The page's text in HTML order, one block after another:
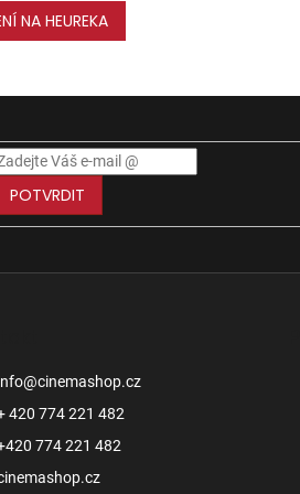
NA HEUREKA
POTVRDIT
@cinemashop.cz
420 774 221 482
774 221 482